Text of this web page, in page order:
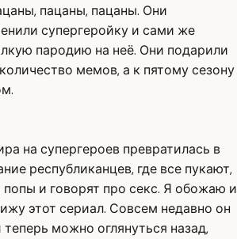
пацаны, пацаны. Они
супергеройку и сами же
пародию на неё. Они подарили
мемов, а к пятому сезону
на супергероев превратилась в
республиканцев, где все пукают,
и говорят про секс. Я обожаю и
этот сериал. Совсем недавно он
можно оглянуться назад,